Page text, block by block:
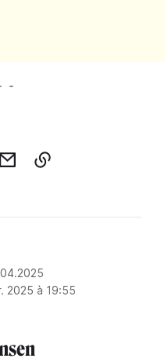
2025 à 19:55